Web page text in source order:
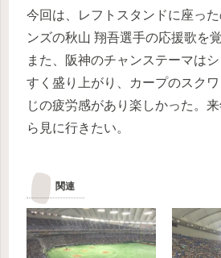
今回は、レフトスタンドに座っ
ンズの秋山 翔吾選手の応援歌を
また、阪神のチャンステーマは
すく盛り上がり、カープのスク
じの疲労感があり楽しかった。
ら見に行きたい。
関連